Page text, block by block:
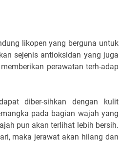
likopen yang berguna untuk
sejenis antioksidan yang juga
perawatan terh-adap
diber-sihkan dengan kulit
pada bagian wajah yang
pun akan terlihat lebih bersih.
maka jerawat akan hilang dan